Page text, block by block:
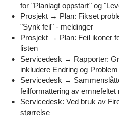
for "Planlagt oppstart" og
Prosjekt → Plan: Fikset
"Synk feil" - meldinger
Prosjekt → Plan: Feil ikoner
listen
Servicedesk → Rapporter:
inkludere Endring og
Servicedesk →
feilformattering av emnefeltet
Servicedesk: Ved bruk av
størrelse